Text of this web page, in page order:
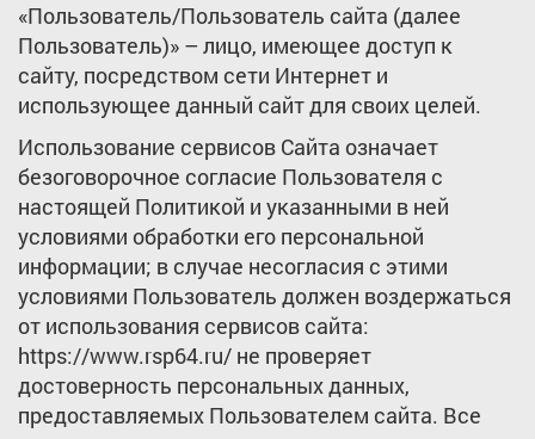
«Пользователь/Пользователь сайта (далее
Пользователь)» – лицо, имеющее доступ к
сайту, посредством сети Интернет и
использующее данный сайт для своих целей.
Использование сервисов Сайта означает
безоговорочное согласие Пользователя с
настоящей Политикой и указанными в ней
условиями обработки его персональной
информации; в случае несогласия с этими
условиями Пользователь должен воздержаться
от использования сервисов сайта:
https://www.rsp64.ru/ не проверяет
достоверность персональных данных,
предоставляемых Пользователем сайта. Все